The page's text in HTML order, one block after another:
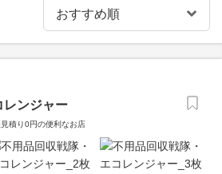
レンジャー
積り0円の便利なお店